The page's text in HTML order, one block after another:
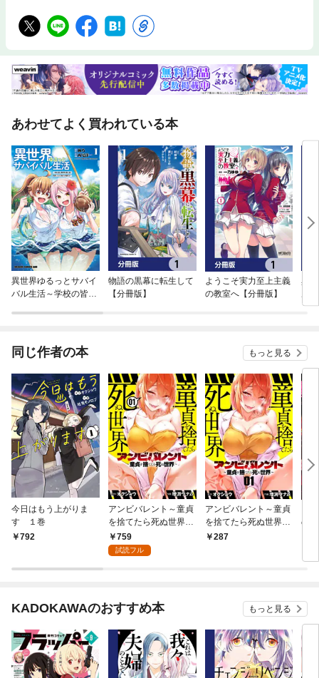
あわせてよく買われている本
異世界ゆるっとサバイ
バル生活～学校の皆と
物語の黒幕に転生して
【分冊版】
ようこそ実力至上主義
の教室へ【分冊版】
異
同じ作者の本 もっと見る
今日はもう上がりま
す １巻
792
アンビバレント～童貞
を捨てたら死ぬ世界～
（１）
759
試読フル
アンビバレント～童貞
を捨てたら死ぬ世界～
【単話】（１）
287
の
KADOKAWAのおすすめ本 もっと見る